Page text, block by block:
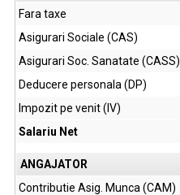
Fara taxe
Asigurari Sociale (CAS)
Asigurari Soc. Sanatate (CASS)
Deducere personala (DP)
Impozit pe venit (IV)
Salariu Net
ANGAJATOR
Contributie Asig. Munca (CAM)